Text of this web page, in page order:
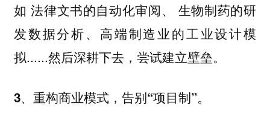
如 法律文书的自动化审阅、 生物制药的研
发数据分析、高端制造业的工业设计模
拟......然后深耕下去，尝试建立壁垒。
3、重构商业模式，告别“项目制”。